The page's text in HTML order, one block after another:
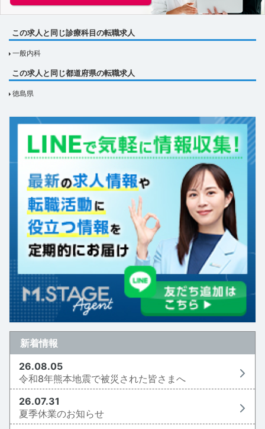
この求人と同じ診療科目の転職求人
一般内科
この求人と同じ都道府県の転職求人
徳島県
新着情報
26.08.05
令和8年熊本地震で被災された皆さまへ
26.07.31
夏季休業のお知らせ